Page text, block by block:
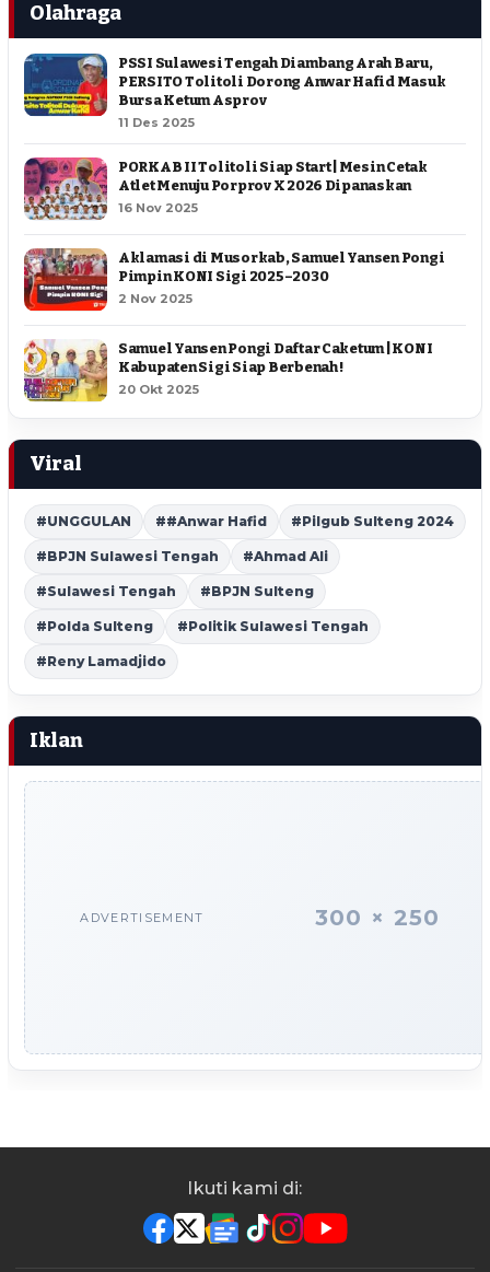
Olahraga
PSSI Sulawesi Tengah Diambang Arah Baru,
PERSITO Tolitoli Dorong Anwar Hafid Masuk
Bursa Ketum Asprov
11 Des 2025
PORKAB II Tolitoli Siap Start | Mesin Cetak
Atlet Menuju Porprov X 2026 Dipanaskan
16 Nov 2025
Aklamasi di Musorkab, Samuel Yansen Pongi
Pimpin KONI Sigi 2025–2030
2 Nov 2025
Samuel Yansen Pongi Daftar Caketum | KONI
Kabupaten Sigi Siap Berbenah !
20 Okt 2025
Viral
#UNGGULAN ##Anwar Hafid #Pilgub Sulteng 2024
#BPJN Sulawesi Tengah #Ahmad Ali
#Sulawesi Tengah #BPJN Sulteng
#Polda Sulteng #Politik Sulawesi Tengah
#Reny Lamadjido
Iklan
ADVERTISEMENT 300 × 250
Ikuti kami di: